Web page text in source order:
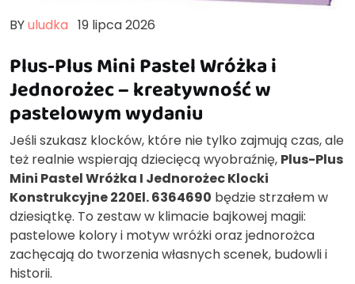
BYuludka 19 lipca 2026
Plus-Plus Mini Pastel Wróżka i
Jednorożec – kreatywność w
pastelowym wydaniu
Jeśli szukasz klocków, które nie tylko zajmują czas, ale
też realnie wspierają dziecięcą wyobraźnię, Plus-Plus
Mini Pastel Wróżka I Jednorożec Klocki
Konstrukcyjne 220El. 6364690 będzie strzałem w
dziesiątkę. To zestaw w klimacie bajkowej magii:
pastelowe kolory i motyw wróżki oraz jednorożca
zachęcają do tworzenia własnych scenek, budowli i
historii.